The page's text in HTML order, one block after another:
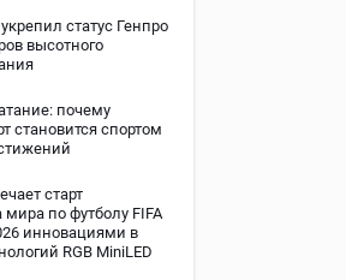
статус Генпро
высотного
почему
становится спортом
старт
по футболу FIFA
инновациями в
RGB MiniLED